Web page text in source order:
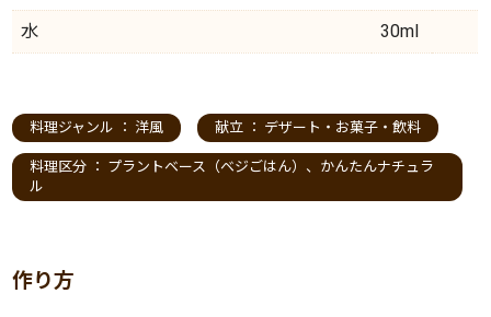
水 30ml
料理ジャンル ： 洋風 献立 ： デザート・お菓子・飲料
料理区分 ： プラントベース（ベジごはん） 、 かんたんナチュラ
ル
作り方